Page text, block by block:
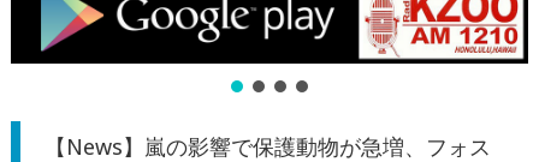
【News】嵐の影響で保護動物が急増、フォス